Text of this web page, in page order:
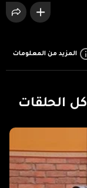
المزيد من المعلومات
كل الحلقات